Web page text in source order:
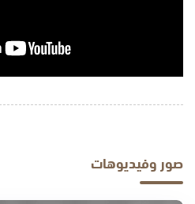
صور وفيديوهات